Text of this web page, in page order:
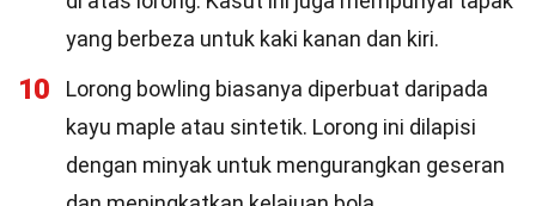
yang berbeza untuk kaki kanan dan kiri.
10
Lorong bowling biasanya diperbuat daripada
kayu maple atau sintetik. Lorong ini dilapisi
dengan minyak untuk mengurangkan geseran